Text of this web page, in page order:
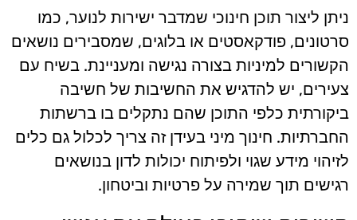
ניתן ליצור תוכן חינוכי שמדבר ישירות לנוער, כמו
סרטונים, פודקאסטים או בלוגים, שמסבירים נושאים
הקשורים למיניות בצורה נגישה ומעניינת. בשיח עם
צעירים, יש להדגיש את החשיבות של חשיבה
ביקורתית כלפי התוכן שהם נתקלים בו ברשתות
החברתיות. חינוך מיני בעידן זה צריך לכלול גם כלים
לזיהוי מידע שגוי ולפיתוח יכולות לדון בנושאים
רגישים תוך שמירה על פרטיות וביטחון.